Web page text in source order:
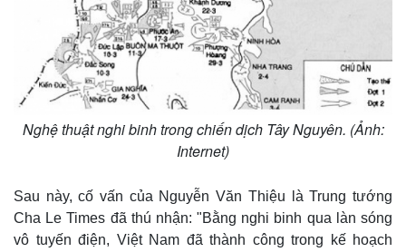
Doanh nghiệp 24h
Doanh nhân
Vì cộng đồng
Công nghệ
Tin Công nghệ
Trải nghiệm
Chuyển đổi số
Nghệ thuật nghi binh trong chiến dịch Tây Nguyên. (Ảnh:
Internet)
Sau này, cố vấn của Nguyễn Văn Thiệu là Trung tướng
Cha Le Times đã thú nhận: "Bằng nghi binh qua làn sóng
vô tuyến điện, Việt Nam đã thành công trong kế hoạch